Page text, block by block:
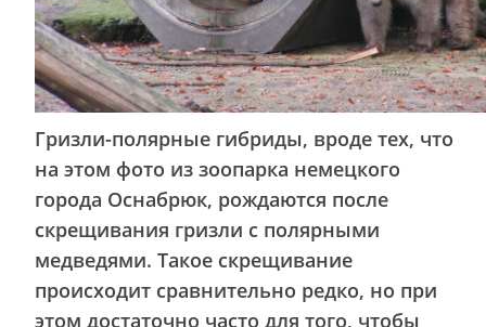
Гризли-полярные гибриды, вроде тех, что
на этом фото из зоопарка немецкого
города Оснабрюк, рождаются после
скрещивания гризли с полярными
медведями. Такое скрещивание
происходит сравнительно редко, но при
этом достаточно часто для того, чтобы